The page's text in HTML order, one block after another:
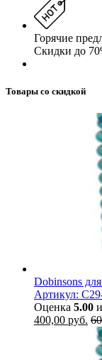
Горячие
Скидки до
Товары со скидкой
Dobinsons
Артикул:
Оценка 5.00
400,00 руб.